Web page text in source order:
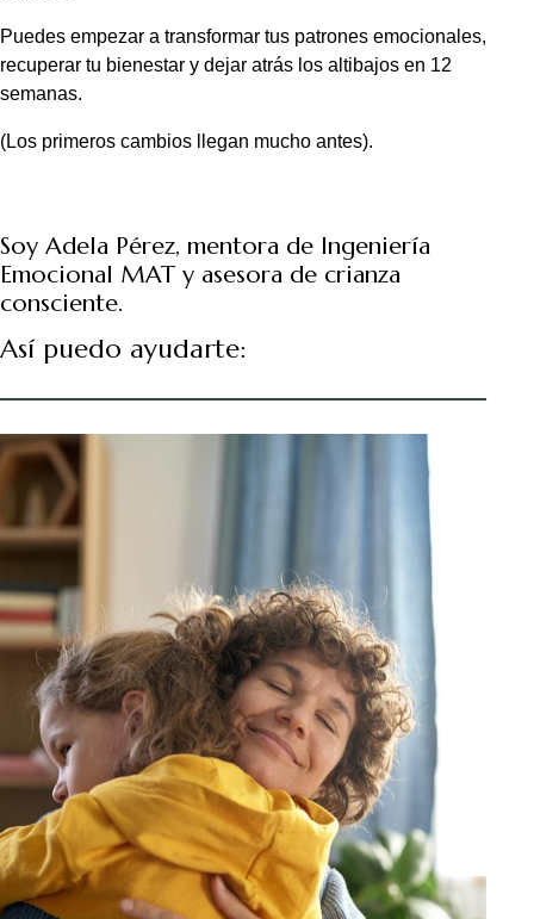
Puedes empezar a transformar tus patrones emocionales,
recuperar tu bienestar y dejar atrás los altibajos en 12
semanas.
(Los primeros cambios llegan mucho antes).
Soy Adela Pérez, mentora de Ingeniería
Emocional MAT y asesora de crianza
consciente.
Así puedo ayudarte: